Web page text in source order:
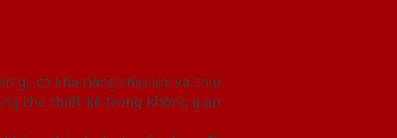
gỉ, có khả năng chịu lực và chịu
cho thiết kế trong không gian